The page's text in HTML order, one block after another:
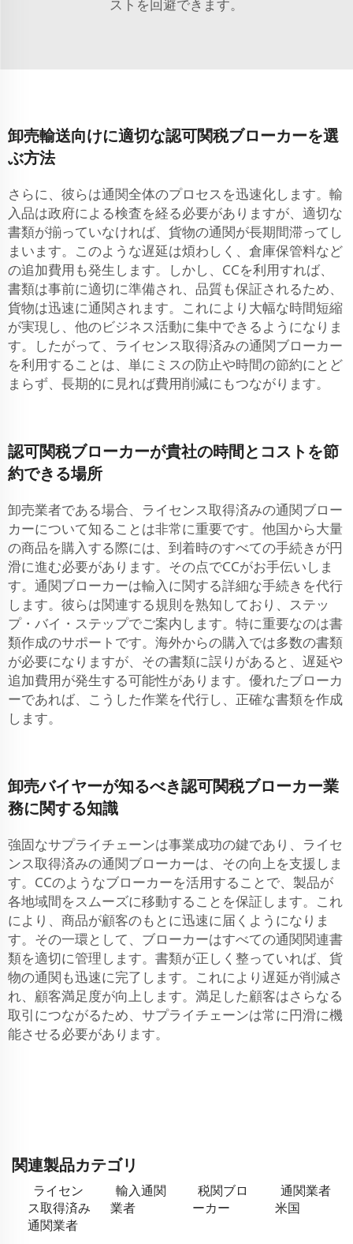
ストを回避できます。
卸売輸送向けに適切な認可関税ブローカーを選
ぶ方法
さらに、彼らは通関全体のプロセスを迅速化します。輸
入品は政府による検査を経る必要がありますが、適切な
書類が揃っていなければ、貨物の通関が長期間滞ってし
まいます。このような遅延は煩わしく、倉庫保管料など
の追加費用も発生します。しかし、CCを利用すれば、
書類は事前に適切に準備され、品質も保証されるため、
貨物は迅速に通関されます。これにより大幅な時間短縮
が実現し、他のビジネス活動に集中できるようになりま
す。したがって、ライセンス取得済みの通関ブローカー
を利用することは、単にミスの防止や時間の節約にとど
まらず、長期的に見れば費用削減にもつながります。
認可関税ブローカーが貴社の時間とコストを節
約できる場所
卸売業者である場合、ライセンス取得済みの通関ブロー
カーについて知ることは非常に重要です。他国から大量
の商品を購入する際には、到着時のすべての手続きが円
滑に進む必要があります。その点でCCがお手伝いしま
す。通関ブローカーは輸入に関する詳細な手続きを代行
します。彼らは関連する規則を熟知しており、ステッ
プ・バイ・ステップでご案内します。特に重要なのは書
類作成のサポートです。海外からの購入では多数の書類
が必要になりますが、その書類に誤りがあると、遅延や
追加費用が発生する可能性があります。優れたブローカ
ーであれば、こうした作業を代行し、正確な書類を作成
します。
卸売バイヤーが知るべき認可関税ブローカー業
務に関する知識
強固なサプライチェーンは事業成功の鍵であり、ライセ
ンス取得済みの通関ブローカーは、その向上を支援しま
す。CCのようなブローカーを活用することで、製品が
各地域間をスムーズに移動することを保証します。これ
により、商品が顧客のもとに迅速に届くようになりま
す。その一環として、ブローカーはすべての通関関連書
類を適切に管理します。書類が正しく整っていれば、貨
物の通関も迅速に完了します。これにより遅延が削減さ
れ、顧客満足度が向上します。満足した顧客はさらなる
取引につながるため、サプライチェーンは常に円滑に機
能させる必要があります。
関連製品カテゴリ
ライセン
ス取得済み
通関業者
輸入通関
業者
税関ブロ
ーカー
通関業者
米国